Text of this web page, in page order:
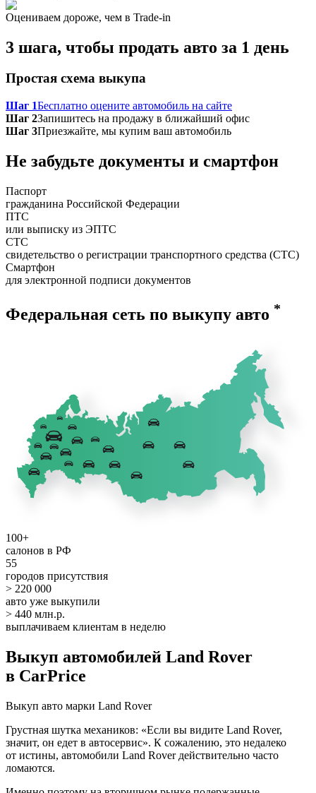
Оцениваем дороже, чем в Trade‑in
3 шага, чтобы продать авто за 1 день
Простая схема выкупа
Шаг 1Бесплатно оцените автомобиль на сайте
Шаг 2Запишитесь на продажу в ближайший офис
Шаг 3Приезжайте, мы купим ваш автомобиль
Не забудьте документы и смартфон
Паспорт
гражданина Российской Федерации
ПТС
или выписку из ЭПТС
СТС
свидетельство о регистрации транспортного средства (СТС)
Смартфон
для электронной подписи документов
Федеральная сеть по выкупу авто *
100+
салонов в РФ
55
городов присутствия
> 220 000
авто уже выкупили
> 440 млн.р.
выплачиваем клиентам в неделю
Выкуп автомобилей Land Rover
в CarPrice
Выкуп авто марки Land Rover
Грустная шутка механиков: «Если вы видите Land Rover,
значит, он едет в автосервис». К сожалению, это недалеко
от истины, автомобили Land Rover действительно часто
ломаются.